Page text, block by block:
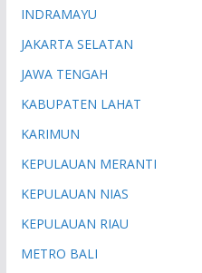
INDRAMAYU
JAKARTA SELATAN
JAWA TENGAH
KABUPATEN LAHAT
KARIMUN
KEPULAUAN MERANTI
KEPULAUAN NIAS
KEPULAUAN RIAU
METRO BALI